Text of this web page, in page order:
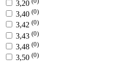
3,20
3,40 (0)
3,42 (0)
3,43 (0)
3,48 (0)
3,50 (0)